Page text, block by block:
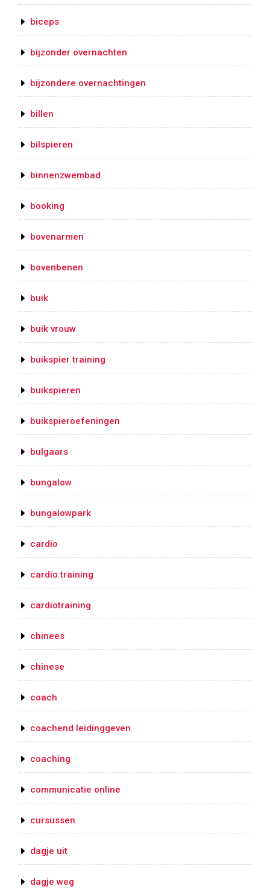
biceps
bijzonder overnachten
bijzondere overnachtingen
billen
bilspieren
binnenzwembad
booking
bovenarmen
bovenbenen
buik
buik vrouw
buikspier training
buikspieren
buikspieroefeningen
bulgaars
bungalow
bungalowpark
cardio
cardio training
cardiotraining
chinees
chinese
coach
coachend leidinggeven
coaching
communicatie online
cursussen
dagje uit
dagje weg